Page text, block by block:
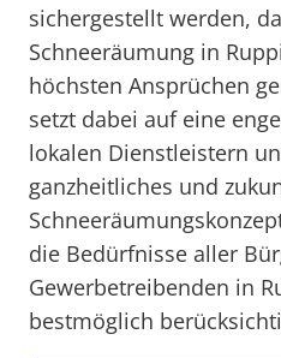
sichergestellt werden,
Schneeräumung in
höchsten Ansprüchen
setzt dabei auf eine
lokalen Dienstleistern
ganzheitliches und
die Bedürfnisse aller
Gewerbetreibenden in
bestmöglich